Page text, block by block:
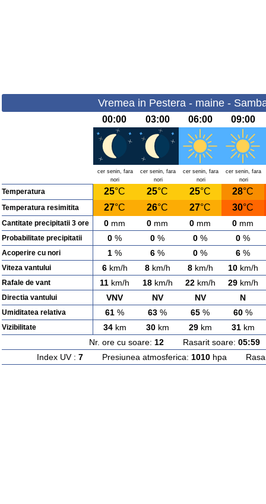
Vremea in Pestera - maine -
00:00 03:00 06:00 09:00
cer senin, fara
nori
cer senin, fara
nori
cer senin, fara
nori
cer senin, fara
nori
Temperatura 25°C 25°C 25°C 28°C
Temperatura resimitita 27°C 26°C 27°C 30°C
Cantitate precipitatii 3 ore 0 mm 0 mm 0 mm 0 mm
Probabilitate precipitatii 0 % 0 % 0 % 0 %
Acoperire cu nori 1 % 6 % 0 % 6 %
Viteza vantului 6km/h 8km/h 8km/h 10km/h
Rafale de vant 11 km/h 18km/h 22km/h 29km/h
Directia vantului VNV NV NV N
Umiditatea relativa 61 % 63 % 65 % 60 %
Vizibilitate 34km 30km 29km 31km
Nr. ore cu soare: 12Rasarit soare: 05:59
Index UV : 7Presiunea atmosferica: 1010hpa